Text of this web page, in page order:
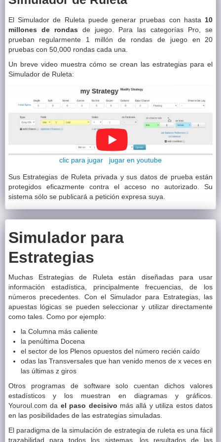
El Simulador de Ruleta puede generar pruebas con hasta10
millones de rondas de juego. Para las categorías Pro, se
prueban regularmente 1 millón de rondas de juego en 20
pruebas con 50,000 rondas cada una.
Un breve video muestra cómo se crean las estrategias para el
Simulador de Ruleta:
clic para jugar jugar en youtube
Sus Estrategias de Ruleta privada y sus datos de prueba están
protegidos eficazmente contra el acceso no autorizado. Su
sistema sólo se publicará a petición expresa suya.
Simulador para
Estrategias
Muchas Estrategias de Ruleta están diseñadas para usar
información estadística, principalmente frecuencias, de los
números precedentes. Con el Simulador para Estrategias, las
apuestas lógicas se pueden seleccionar y utilizar directamente
como tales. Como por ejemplo:
la Columna más caliente
la penúltima Docena
el sector de los Plenos opuestos del número recién caído
odas las Transversales que han venido menos de x veces en
las últimas z giros
Otros programas de software solo cuentan dichos valores
estadísticos y los muestran en diagramas y gráficos.
Youroul.com da el paso decisivo más allá y utiliza estos datos
en las posibilidades de las estrategias simuladas.
El paradigma de la simulación de estrategia de ruleta es una fácil
trazabilidad para todos los sistemas, los resultados de las